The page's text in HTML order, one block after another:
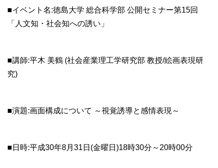
■イベント名:徳島大学 総合科学部 公開セミナー第15回
「人文知・社会知への誘い」
■講師:平木 美鶴 (社会産業理工学研究部 教授/絵画表現研
究)
■演題:画面構成について ～視覚誘導と感情表現～
■日時:平成30年8月31日(金曜日)18時30分～20時00分